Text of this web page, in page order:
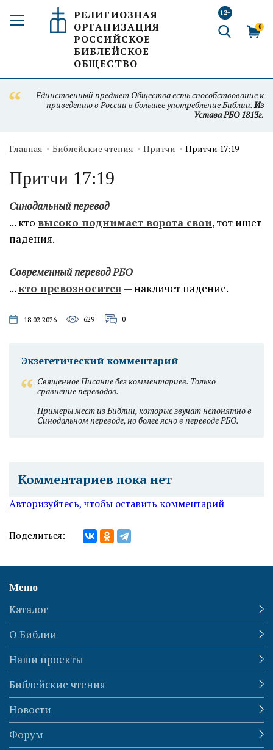
РЕЛИГИОЗНАЯ
ОРГАНИЗАЦИЯ
РОССИЙСКОЕ
БИБЛЕЙСКОЕ
ОБЩЕСТВО
12+
0
Единственный предмет Общества есть способствование к
приведению в России в большее употребление Библии.Из
Устава РБО 1813г.
Главная Библейские чтения Притчи Притчи 17:19
Притчи 17:19
Синодальный перевод
... кто высоко поднимает ворота свои, тот ищет
падения.
Современный перевод РБО
... кто превозносится— накличет падение.
18.02.2026 629 0
Экзегетический комментарий
Священное Писание без комментариев. Только
сравнение переводов.
Примеры мест из Библии, которые звучат непонятно в
Синодальном переводе, но более ясно в переводе РБО.
Комментариев пока нет
Авторизуйтесь, чтобы оставить комментарий
Поделиться:
Меню
Каталог
О Библии
Наши проекты
Библейские чтения
Новости
Форум